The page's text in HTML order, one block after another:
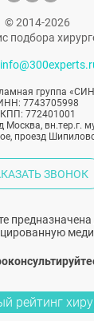
© 2014-2026
подбора
группа
7743705998
КПП: 772401001
Москва, вн.тер.г.
проезд
ЗВОНОК
рейтинг